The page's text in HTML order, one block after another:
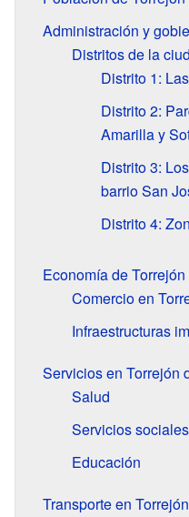
Administración y
Distritos de la
Distrito 1:
Distrito 2:
Amarilla y
Distrito 3:
barrio San
Distrito 4:
Economía de
Comercio en
Infraestructuras
Servicios en Torrejón
Salud
Servicios sociales
Educación
Transporte en